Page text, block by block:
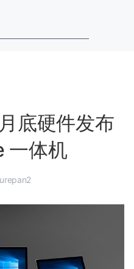
底硬件发布
一体机